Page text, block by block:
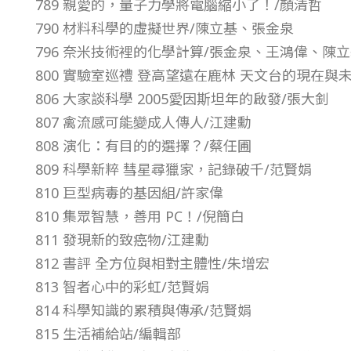
0
期
–
總
號
第
4
3
789 親愛的，量子力學將電腦縮小了！/顏清哲
790 材料科學的虛擬世界/陳立基、張金泉
796 奈米技術裡的化學計算/張金泉、王鴻偉、陳
800 實驗室巡禮 登高望遠在鹿林 天文台的現在與
806 大家談科學 2005愛因斯坦年的啟發/張大釗
807 禽流感可能變成人傳人/江建勳
808 演化：有目的的選擇？/蔡任圃
809 科學新粹 彗星尋獵家，記錄破千/范賢娟
810 巨型病毒的基因組/許家偉
810 集眾智慧，善用 PC！/倪簡白
811 發現新的致癌物/江建勳
812 書評 全方位與相對主體性/朱增宏
813 智者心中的彩虹/范賢娟
814 科學知識的累積與傳承/范賢娟
815 生活補給站/編輯部